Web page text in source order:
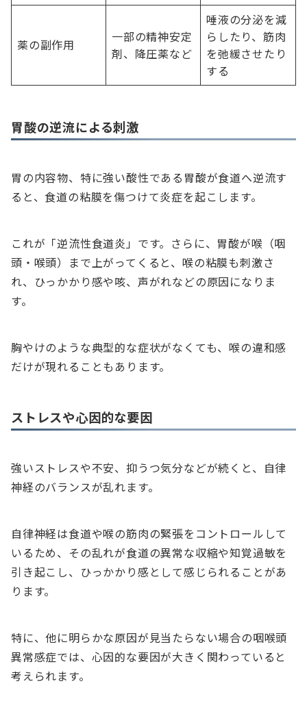
薬の副作用
一部の精神安定
剤、降圧薬など
唾液の分泌を減
らしたり、筋肉
を弛緩させたり
する
胃酸の逆流による刺激
胃の内容物、特に強い酸性である胃酸が食道へ逆流す
ると、食道の粘膜を傷つけて炎症を起こします。
これが「逆流性食道炎」です。さらに、胃酸が喉（咽
頭・喉頭）まで上がってくると、喉の粘膜も刺激さ
れ、ひっかかり感や咳、声がれなどの原因になりま
す。
胸やけのような典型的な症状がなくても、喉の違和感
だけが現れることもあります。
ストレスや心因的な要因
強いストレスや不安、抑うつ気分などが続くと、自律
神経のバランスが乱れます。
自律神経は食道や喉の筋肉の緊張をコントロールして
いるため、その乱れが食道の異常な収縮や知覚過敏を
引き起こし、ひっかかり感として感じられることがあ
ります。
特に、他に明らかな原因が見当たらない場合の咽喉頭
異常感症では、心因的な要因が大きく関わっていると
考えられます。